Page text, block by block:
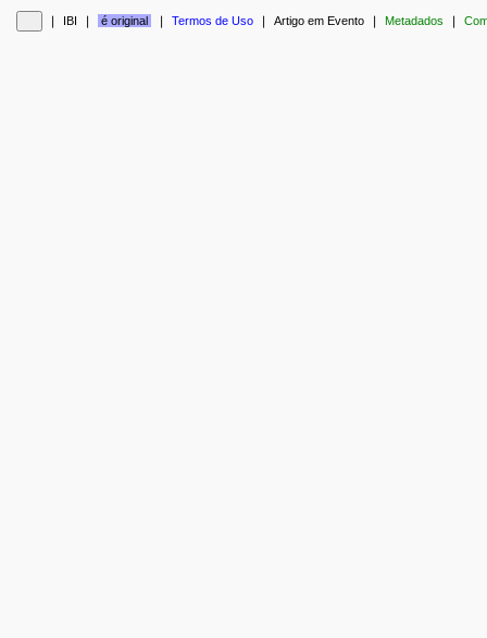
❘ IBI ❘ é original ❘ Termos de Uso ❘ Artigo em Evento ❘ Metadados ❘